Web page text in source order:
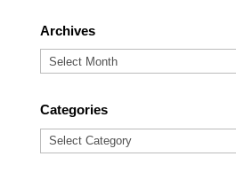
Archives
Archives
Categories
Categories